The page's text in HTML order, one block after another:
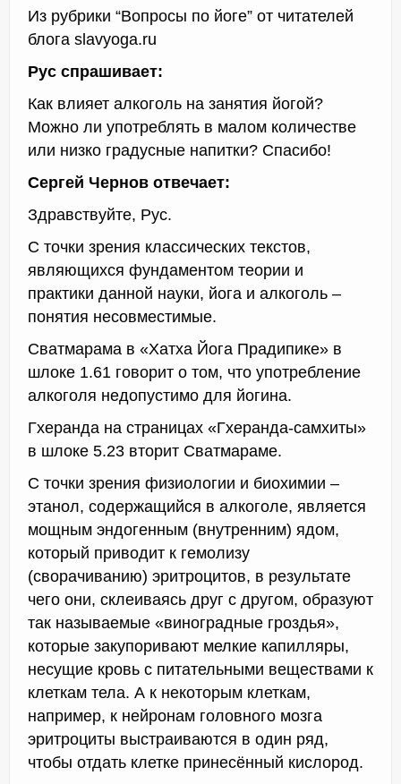
Йога для начинающих
Из рубрики “Вопросы по йоге” от читателей
блога slavyoga.ru
Рус спрашивает:
Как влияет алкоголь на занятия йогой?
Можно ли употреблять в малом количестве
или низко градусные напитки? Спасибо!
Сергей Чернов отвечает:
Здравствуйте, Рус.
С точки зрения классических текстов,
являющихся фундаментом теории и
практики данной науки, йога и алкоголь –
понятия несовместимые.
Сватмарама в «Хатха Йога Прадипике» в
шлоке 1.61 говорит о том, что употребление
алкоголя недопустимо для йогина.
Гхеранда на страницах «Гхеранда-самхиты»
в шлоке 5.23 вторит Сватмараме.
С точки зрения физиологии и биохимии –
этанол, содержащийся в алкоголе, является
мощным эндогенным (внутренним) ядом,
который приводит к гемолизу
(сворачиванию) эритроцитов, в результате
чего они, склеиваясь друг с другом, образуют
так называемые «виноградные гроздья»,
которые закупоривают мелкие капилляры,
несущие кровь с питательными веществами к
клеткам тела. А к некоторым клеткам,
например, к нейронам головного мозга
эритроциты выстраиваются в один ряд,
чтобы отдать клетке принесённый кислород.